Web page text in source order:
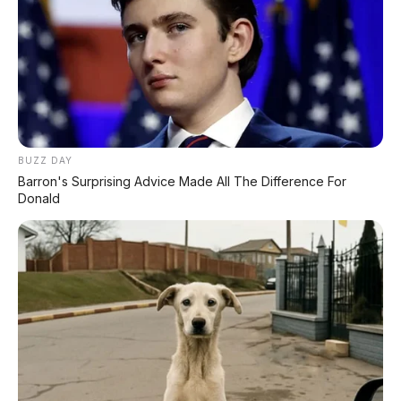
DIJUAL: Mitsubishi Xpander Ultimate 2023
Matic – Surat Bali, KM 44.000, Pajak Panjang!
DIJUAL : Xpander Ultimate 2019 Matic Surat
Bali – Kondisi Istimewa, KM 37.000
DATABASE
BUZZ DAY
Barron's Surprising Advice Made All The Difference For
Donald